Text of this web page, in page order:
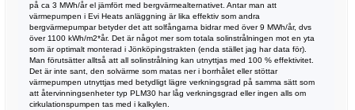
på ca 3 MWh/år el jämfört med bergvärmealternativet. Antar man att
värmepumpen i Evi Heats anläggning är lika effektiv som andra
bergvärmepumpar betyder det att solfångarna bidrar med över 9 MWh/år, dvs
över 1100 kWh/m2*år. Det är något mer som totala solinstrålningen mot en yta
som är optimalt monterad i Jönköpingstrakten (enda stället jag har data för).
Man förutsätter alltså att all solinstrålning kan utnyttjas med 100 % effektivitet.
Det är inte sant, den solvärme som matas ner i borrhålet eller stöttar
värmepumpen utnyttjas med betydligt lägre verkningsgrad på samma sätt som
att återvinningsenheter typ PLM30 har låg verkningsgrad eller ingen alls om
cirkulationspumpen tas med i kalkylen.